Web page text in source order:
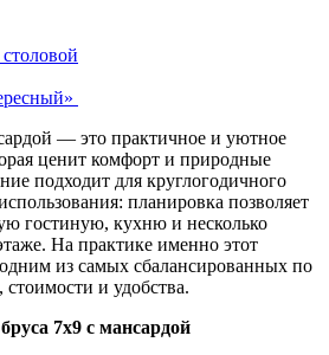
— это практичное и уютное
ценит комфорт и природные
подходит для круглогодичного
планировка позволяет
гостиную, кухню и несколько
На практике именно этот
из самых сбалансированных по
и удобства.
7х9 с мансардой